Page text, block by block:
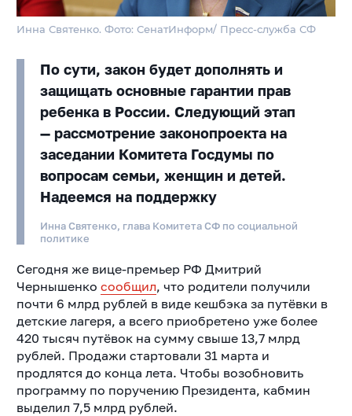
Инна Святенко. Фото: СенатИнформ/ Пресс-служба СФ
По сути, закон будет дополнять и
защищать основные гарантии прав
ребенка в России. Следующий этап
— рассмотрение законопроекта на
заседании Комитета Госдумы по
вопросам семьи, женщин и детей.
Надеемся на поддержку
Инна Святенко, глава Комитета СФ по социальной
политике
Сегодня же вице-премьер РФ Дмитрий
Чернышенко сообщил, что родители получили
почти 6 млрд рублей в виде кешбэка за путёвки в
детские лагеря, а всего приобретено уже более
420 тысяч путёвок на сумму свыше 13,7 млрд
рублей. Продажи стартовали 31 марта и
продлятся до конца лета. Чтобы возобновить
программу по поручению Президента, кабмин
выделил 7,5 млрд рублей.